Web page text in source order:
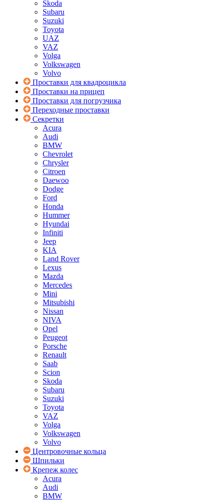
Skoda
Subaru
Suzuki
Toyota
UAZ
VAZ
Volga
Volkswagen
Volvo
Проставки для квадроцикла
Проставки на прицеп
Проставки для погрузчика
Переходные проставки
Секретки
Acura
Audi
BMW
Chevrolet
Chrysler
Citroen
Daewoo
Dodge
Ford
Honda
Hummer
Hyundai
Infiniti
Jeep
KIA
Land Rover
Lexus
Mazda
Mercedes
Mini
Mitsubishi
Nissan
NIVA
Opel
Peugeot
Porsche
Renault
Saab
Scion
Skoda
Subaru
Suzuki
Toyota
VAZ
Volga
Volkswagen
Volvo
Центровочные кольца
Шпильки
Крепеж колес
Acura
Audi
BMW